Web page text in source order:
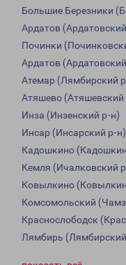
Большие Березники
Ардатов
Починки
Ардатов
Атемар (Лямбирский
Атяшево (Атяшевский
Инза (Инзенский р-н)
Инсар (Инсарский р-н)
Кадошкино
Кемля (Ичалковский
Ковылкино
Комсомольский
Краснослободск
Лямбирь